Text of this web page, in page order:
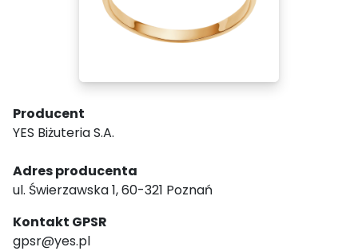
Producent
YES Biżuteria S.A.
Adres producenta
ul. Świerzawska 1, 60-321 Poznań
Kontakt GPSR
gpsr@yes.pl